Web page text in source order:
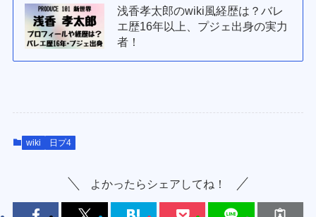
浅香孝太郎のwiki風経歴は？バレ
エ歴16年以上、プジェ出身の実力
者！
wiki 日プ4
よかったらシェアしてね！